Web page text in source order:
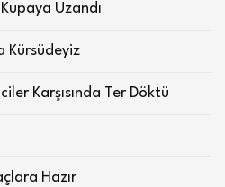
Uzandı
Kürsüdeyiz
Karşısında Ter Döktü
Hazır